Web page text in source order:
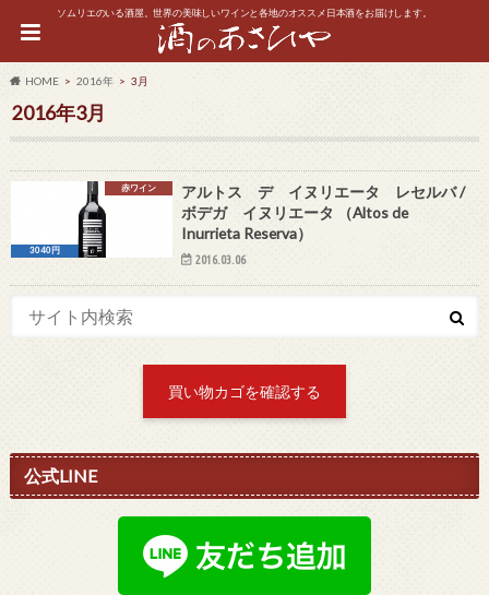
ソムリエのいる酒屋。世界の美味しいワインと各地のオススメ日本酒をお届けします。
HOME 2016年 3月
2016年3月
赤ワイン
3040円
アルトス デ イヌリエータ レセルバ /
ボデガ イヌリエータ （Altos de
Inurrieta Reserva）
2016.03.06
買い物カゴを確認する
公式LINE